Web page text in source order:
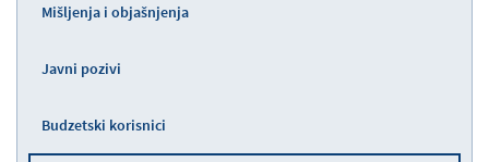
Mišljenja i objašnjenja
Javni pozivi
Budzetski korisnici